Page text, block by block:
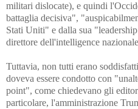
militari dislocate), e quindi
battaglia decisiva",
Stati Uniti" e dalla sua
direttore dell'intelligence
Tuttavia, non tutti erano
doveva essere condotto con
point", come chiedevano gli
particolare, l'amministrazione